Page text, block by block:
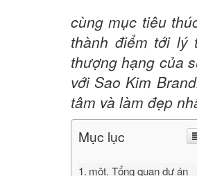
cùng mục tiêu
thành điểm tới lý
thượng hạng của
với Sao Kim
tâm và làm đẹp
Mục lục
một. Tổng quan dự án